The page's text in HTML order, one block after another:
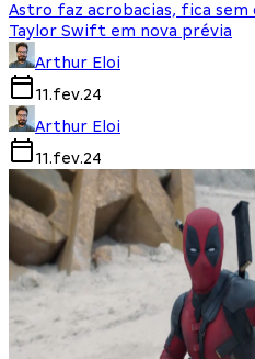
Astro faz acrobacias, fica sem
Taylor Swift em nova prévia
Arthur Eloi
11.fev.24
Arthur Eloi
11.fev.24